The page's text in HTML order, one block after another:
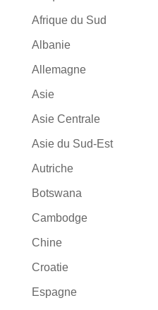
Afrique du Sud
Albanie
Allemagne
Asie
Asie Centrale
Asie du Sud-Est
Autriche
Botswana
Cambodge
Chine
Croatie
Espagne